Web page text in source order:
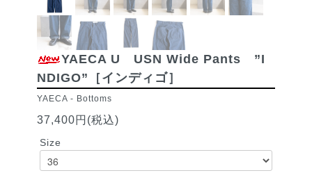
YAECA U USN Wide Pants ”I
NDIGO”［インディゴ］
YAECA - Bottoms
37,400円(税込)
Size